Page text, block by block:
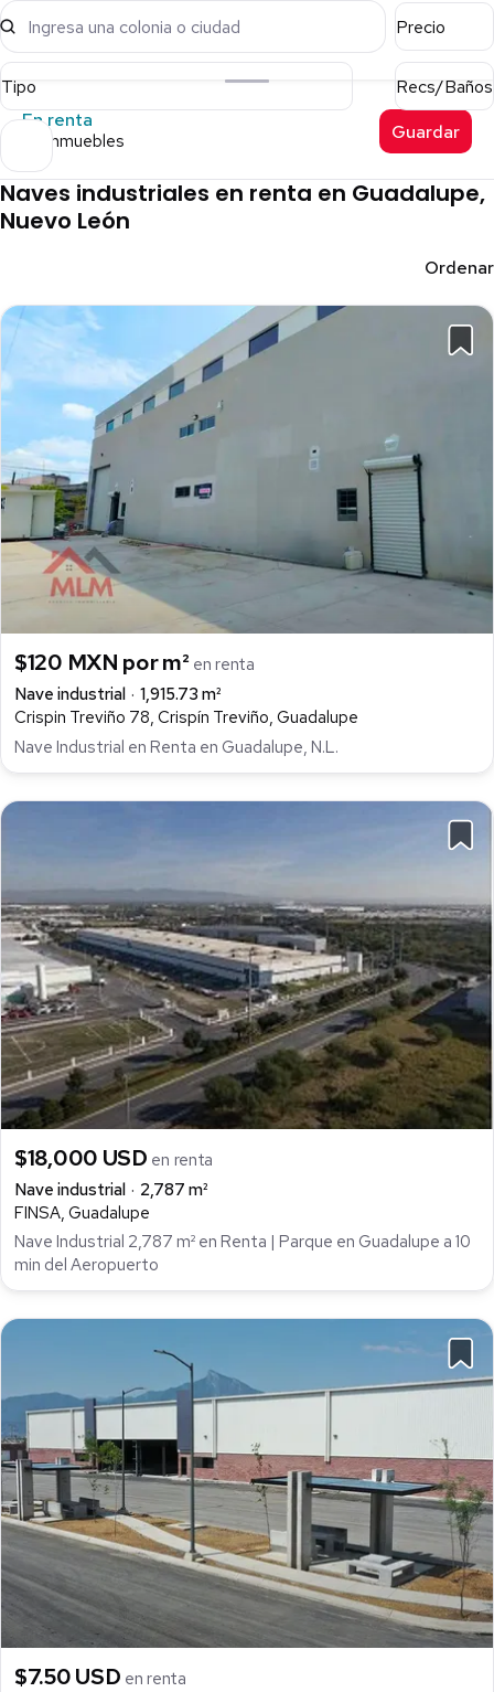
Ingresa una colonia o ciudad Precio
Tipo
Recs/Baños
En renta
90 inmuebles Guardar
Naves industriales en renta en Guadalupe,
Nuevo León
Ordenar
$120 MXN por m² en renta
Nave industrial
1,915.73 m²
Crispin Treviño 78, Crispín Treviño, Guadalupe
Nave Industrial en Renta en Guadalupe, N.L.
$18,000 USD en renta
Nave industrial
2,787 m²
FINSA, Guadalupe
Nave Industrial 2,787 m² en Renta | Parque en Guadalupe a 10
min del Aeropuerto
$7.50 USD en renta